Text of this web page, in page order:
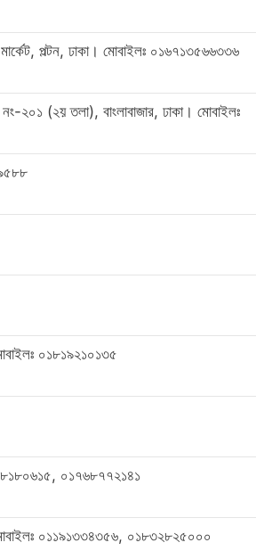
পল্টন, ঢাকা। মোবাইলঃ ০১৬৭১৩৫৬৬৩৩৬
২০১ (২য় তলা), বাংলাবাজার, ঢাকা। মোবাইলঃ
০১৮১৯২১০১৩৫
০১৭৬৮৭৭২১৪১
০১১৯১৩৩৪৩৫৬, ০১৮৩২৮২৫০০০